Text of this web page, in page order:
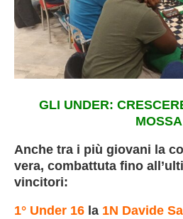
GLI UNDER:
MOSSA
Anche tra i più giovani la
vera, combattuta fino
vincitori:
1° Under 16 la 1N Davide